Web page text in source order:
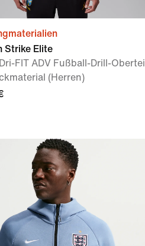
Strike Elite
FIT ADV Fußball-Drill-Oberteil
(Herren)